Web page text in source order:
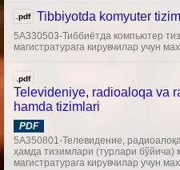
.pdf Tibbiyotda komyuter
5А330503-Тиббиётда компьютер
магистратурага кирувчилар учун
.pdf
Televideniye, radioaloqa va
hamda tizimlari
PDF
5А350801-Телевидение,
ҳамда тизимлари (турлари бўйича)
магистратурага кирувчилар учун